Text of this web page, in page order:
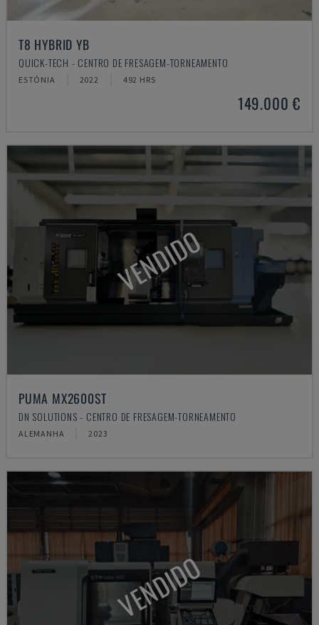
T8 HYBRID YB
QUICK-TECH - CENTRO DE FRESAGEM-TORNEAMENTO
ESTÓNIA 2022 492 HRS
149.000 €
VENDIDO
PUMA MX2600ST
DN SOLUTIONS - CENTRO DE FRESAGEM-TORNEAMENTO
ALEMANHA 2023
VENDIDO